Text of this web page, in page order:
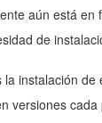
aún está en
de
instalación
versiones